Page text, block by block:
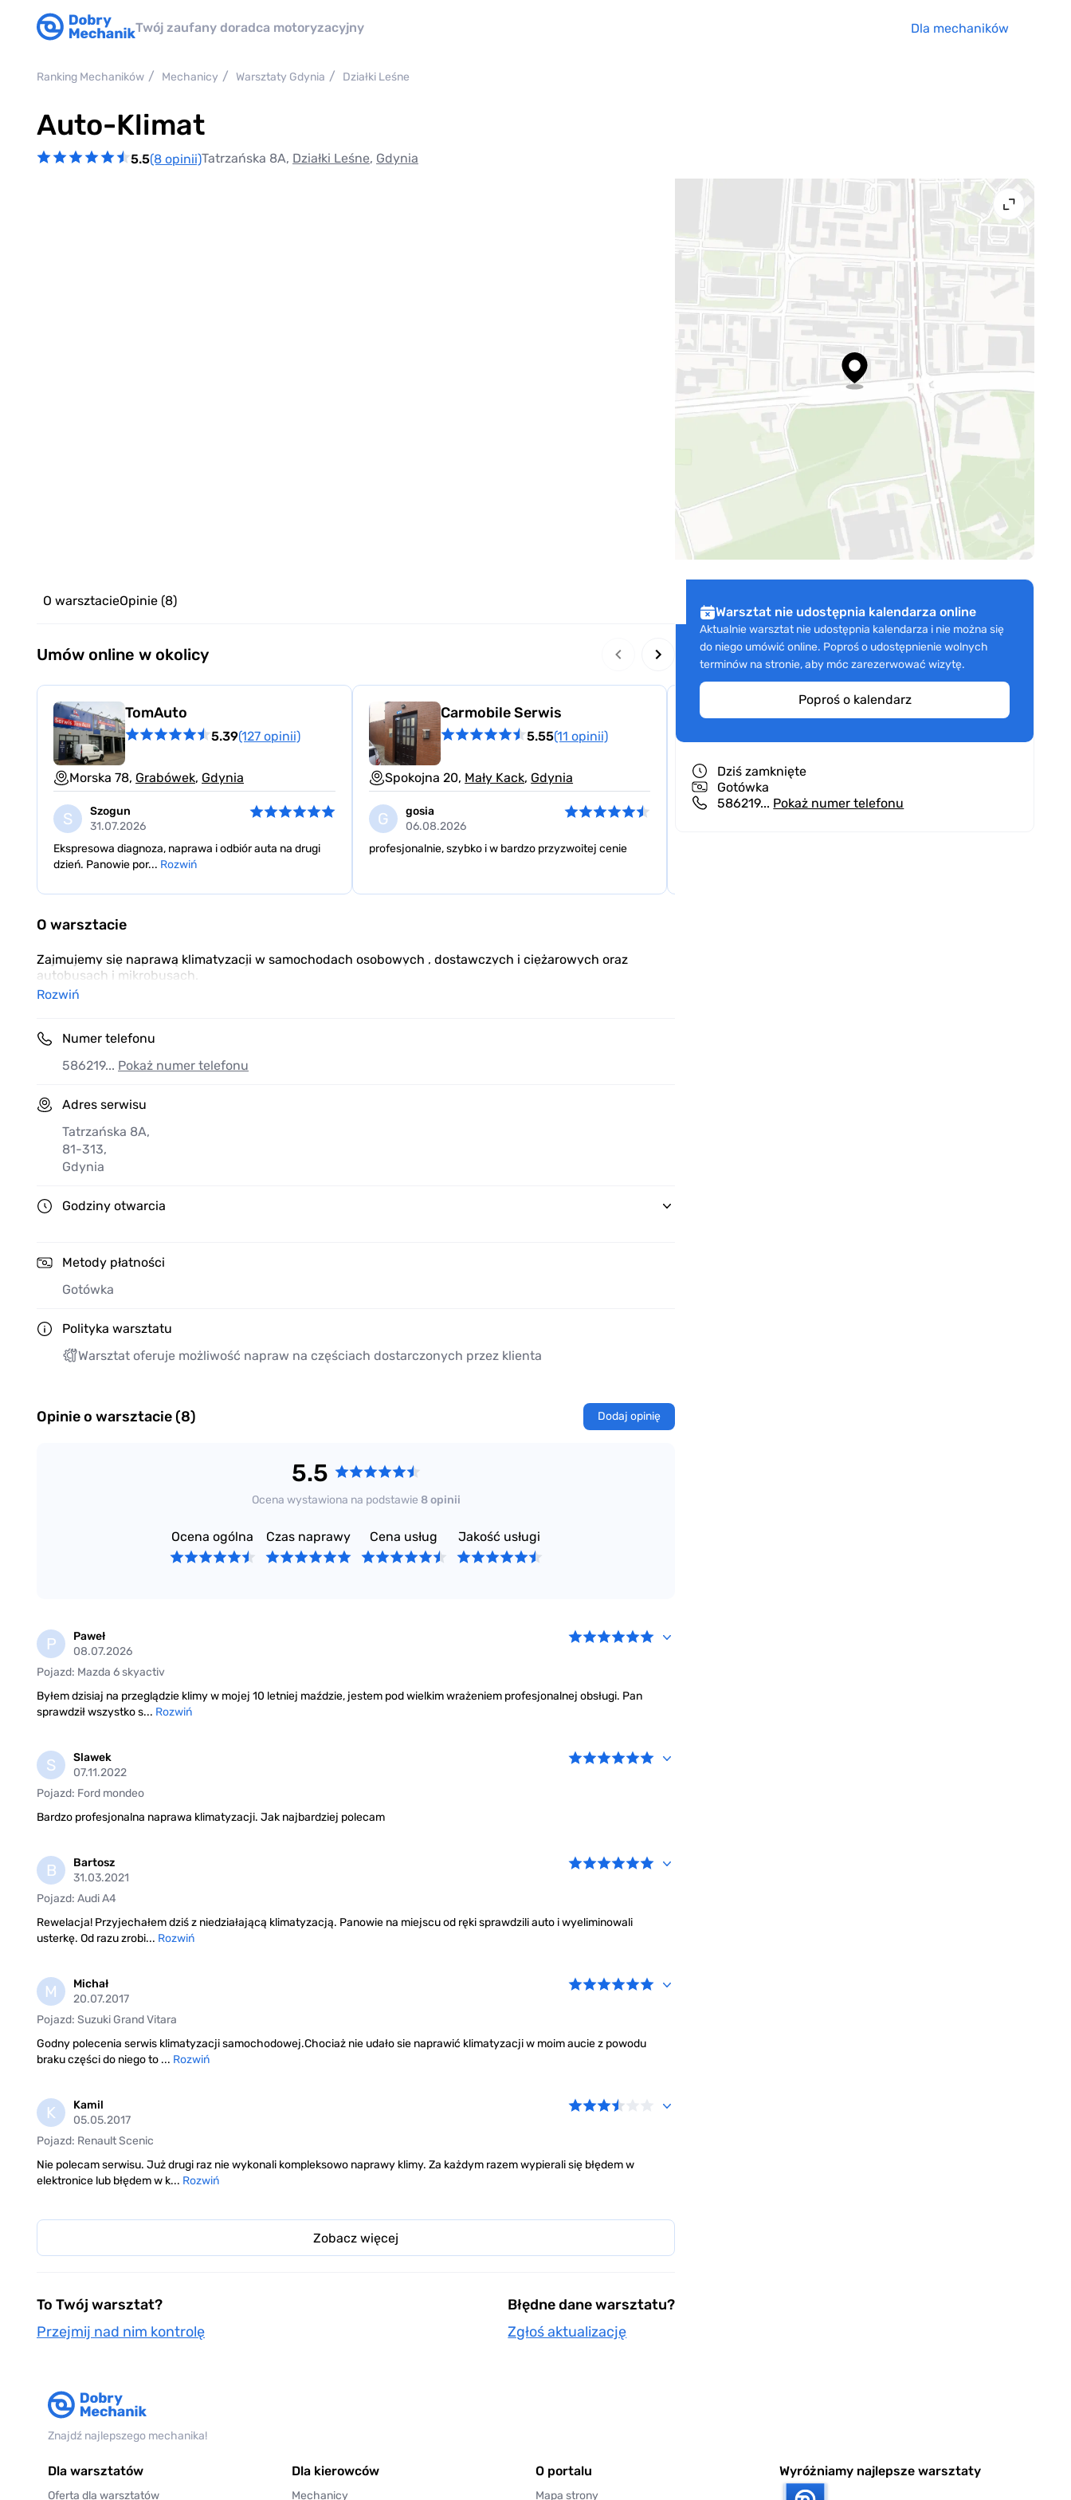
Twój zaufany doradca motoryzacyjny Dla mechaników
Ranking Mechaników Mechanicy Warsztaty Gdynia Działki Leśne
Auto-Klimat
5.5(8 opinii)Tatrzańska 8A, Działki Leśne, Gdynia
O warsztacieOpinie (8)
Umów online w okolicy
TomAuto
5.39(127 opinii)
Morska 78, Grabówek, Gdynia
S
Szogun
31.07.2026
Ekspresowa diagnoza, naprawa i odbiór auta na drugi
dzień. Panowie por... Rozwiń
Carmobile Serwis
5.55(11 opinii)
Spokojna 20, Mały Kack, Gdynia
G
gosia
06.08.2026
profesjonalnie, szybko i w bardzo przyzwoitej cenie
ul. Hutnicza 1,Leszczynki
eljotbe
1
of
O warsztacie
Zajmujemy się naprawą klimatyzacji w samochodach osobowych , dostawczych i ciężarowych oraz
autobusach i mikrobusach.
Rozwiń
Numer telefonu
586219... Pokaż numer telefonu
Adres serwisu
Tatrzańska 8A,
81-313,
Gdynia
Godziny otwarcia
Metody płatności
Gotówka
Polityka warsztatu
Warsztat oferuje możliwość napraw na częściach dostarczonych przez klienta
Opinie o warsztacie (8) Dodaj opinię
5.5
Ocena wystawiona na podstawie 8 opinii
Ocena ogólna Czas naprawy Cena usług Jakość usługi
P
Paweł
08.07.2026
Pojazd: Mazda 6 skyactiv
Byłem dzisiaj na przeglądzie klimy w mojej 10 letniej maździe, jestem pod wielkim wrażeniem profesjonalnej obsługi. Pan
sprawdził wszystko s... Rozwiń
S
Slawek
07.11.2022
Pojazd: Ford mondeo
Bardzo profesjonalna naprawa klimatyzacji. Jak najbardziej polecam
B
Bartosz
31.03.2021
Pojazd: Audi A4
Rewelacja! Przyjechałem dziś z niedziałającą klimatyzacją. Panowie na miejscu od ręki sprawdzili auto i wyeliminowali
usterkę. Od razu zrobi... Rozwiń
M
Michał
20.07.2017
Pojazd: Suzuki Grand Vitara
Godny polecenia serwis klimatyzacji samochodowej.Chociaż nie udało sie naprawić klimatyzacji w moim aucie z powodu
braku części do niego to ... Rozwiń
K
Kamil
05.05.2017
Pojazd: Renault Scenic
Nie polecam serwisu. Już drugi raz nie wykonali kompleksowo naprawy klimy. Za każdym razem wypierali się błędem w
elektronice lub błędem w k... Rozwiń
Zobacz więcej
To Twój warsztat?
Przejmij nad nim kontrolę
Błędne dane warsztatu?
Zgłoś aktualizację
Warsztat nie udostępnia kalendarza online
Aktualnie warsztat nie udostępnia kalendarza i nie można się
do niego umówić online. Poproś o udostępnienie wolnych
terminów na stronie, aby móc zarezerwować wizytę.
Poproś o kalendarz
Dziś zamknięte
Gotówka
586219... Pokaż numer telefonu
Znajdź najlepszego mechanika!
Dla warsztatów
Oferta dla warsztatów
Dla kierowców
Mechanicy
O portalu
Mapa strony
Wyróżniamy najlepsze warsztaty